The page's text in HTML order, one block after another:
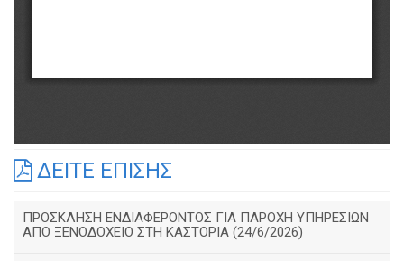
ΔΕΙΤΕ ΕΠΙΣΗΣ
ΠΡΟΣΚΛΗΣΗ ΕΝΔΙΑΦΕΡΟΝΤΟΣ ΓΙΑ ΠΑΡΟΧΗ ΥΠΗΡΕΣΙΩΝ
ΑΠΟ ΞΕΝΟΔΟΧΕΙΟ ΣΤΗ ΚΑΣΤΟΡΙΑ (24/6/2026)